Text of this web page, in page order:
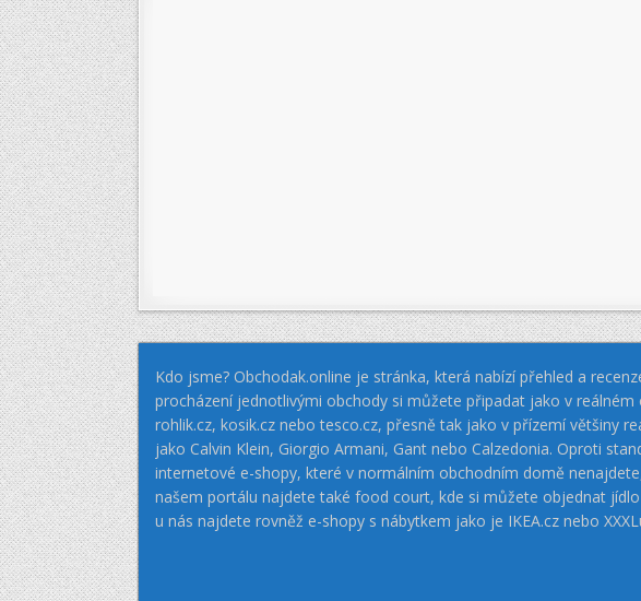
Kdo jsme? Obchodak.online je stránka, která nabízí přehled a
procházení jednotlivými obchody si můžete připadat jako v
rohlik.cz, kosik.cz nebo tesco.cz, přesně tak jako v přízemí většiny
jako Calvin Klein, Giorgio Armani, Gant nebo Calzedonia. Oproti
internetové e-shopy, které v normálním obchodním domě
našem portálu najdete také food court, kde si můžete objednat
u nás najdete rovněž e-shopy s nábytkem jako je IKEA.cz nebo